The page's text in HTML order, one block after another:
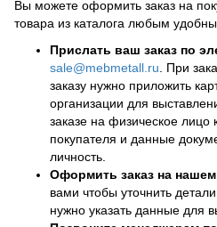
Вы можете оформить заказ на
товара из каталога любым
Прислать ваш заказ по
sale@mebmetall.ru . При
заказу нужно приложить
организации для
заказе на физическое лицо
покупателя и данные
личность.
Оформить заказ на нашем
вами чтобы уточнить
нужно указать данные для